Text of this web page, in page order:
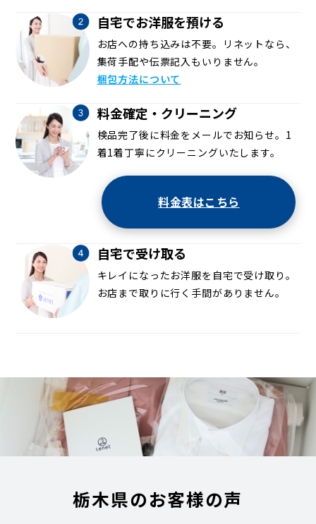
自宅でお洋服を預ける
お店への持ち込みは不要。リネットなら、
集荷手配や伝票記入もいりません。
梱包方法について
料金確定・クリーニング
検品完了後に料金をメールでお知らせ。1
着1着丁寧にクリーニングいたします。
料金表はこちら
自宅で受け取る
キレイになったお洋服を自宅で受け取り。
お店まで取りに行く手間がありません。
栃木県のお客様の声